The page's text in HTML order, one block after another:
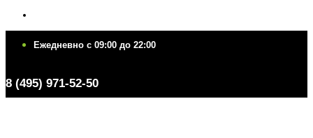
Ежедневно c 09:00 до 22:00
8 (495) 971-52-50